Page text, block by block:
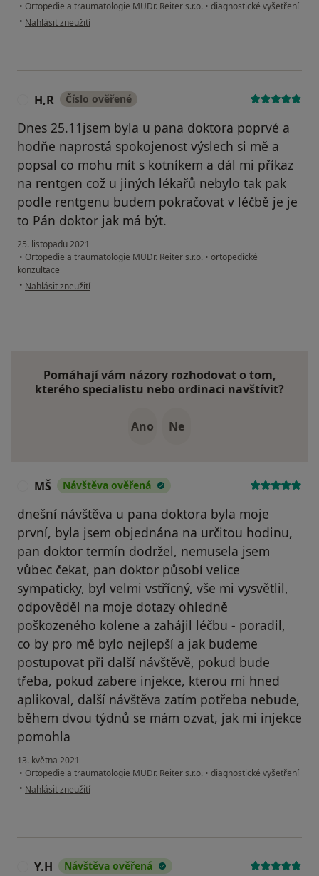
• Ortopedie a traumatologie MUDr. Reiter s.r.o. • diagnostické vyšetření
• podle názoru uživatele Š. K.
Nahlásit zneužití
H,R Číslo ověřené
Dnes 25.11jsem byla u pana doktora poprvé a
hodňe naprostá spokojenost výslech si mě a
popsal co mohu mít s kotníkem a dál mi příkaz
na rentgen což u jiných lékařů nebylo tak pak
podle rentgenu budem pokračovat v léčbě je je
to Pán doktor jak má být.
25. listopadu 2021
• Ortopedie a traumatologie MUDr. Reiter s.r.o. • ortopedické
konzultace
• podle názoru uživatele H,R
Nahlásit zneužití
Pomáhají vám názory rozhodovat o tom,
kterého specialistu nebo ordinaci navštívit?
Ano Ne
MŠ Návštěva ověřená
dnešní návštěva u pana doktora byla moje
první, byla jsem objednána na určitou hodinu,
pan doktor termín dodržel, nemusela jsem
vůbec čekat, pan doktor působí velice
sympaticky, byl velmi vstřícný, vše mi vysvětlil,
odpověděl na moje dotazy ohledně
poškozeného kolene a zahájil léčbu - poradil,
co by pro mě bylo nejlepší a jak budeme
postupovat při další návštěvě, pokud bude
třeba, pokud zabere injekce, kterou mi hned
aplikoval, další návštěva zatím potřeba nebude,
během dvou týdnů se mám ozvat, jak mi injekce
pomohla
13. května 2021
• Ortopedie a traumatologie MUDr. Reiter s.r.o. • diagnostické vyšetření
• podle názoru uživatele MŠ
Nahlásit zneužití
Y.H Návštěva ověřená